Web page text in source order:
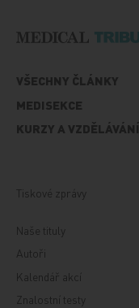
VŠECHNY ČLÁNKY
MEDISEKCE
KURZY A VZDĚLÁVÁNÍ
Tiskové zprávy
Naše tituly
Autoři
Kalendář akcí
Znalostní testy